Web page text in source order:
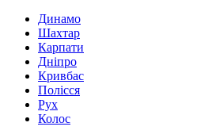
Динамо
Шахтар
Карпати
Дніпро
Кривбас
Полісся
Рух
Колос